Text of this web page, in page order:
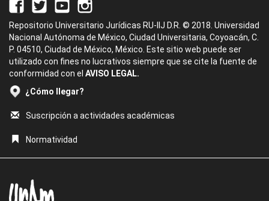
Repositorio Universitario Jurídicas RU-IIJ D.R. © 2018. Universidad
Nacional Autónoma de México, Ciudad Universitaria, Coyoacán, C.
P. 04510, Ciudad de México, México. Este sitio web puede ser
utilizado con fines no lucrativos siempre que se cite la fuente de
conformidad con el AVISO LEGAL.
¿Cómo llegar?
Suscripción a actividades académicas
Normatividad